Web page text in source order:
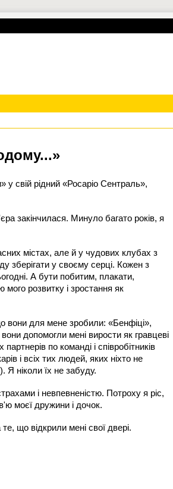
у свій рідний «Росаріо Сентраль»,
закінчилася. Минуло багато років, я
містах, але й у чудових клубах з
зберігати у своєму серці. Кожен з
А бути побитим, плакати,
розвитку і зростання як
вони для мене зробили: «Бенфіці»,
допомогли мені вирости як гравцеві
по команді і співробітників
і всіх тих людей, яких ніхто не
Я ніколи їх не забуду.
і невпевненістю. Потроху я ріс,
моєї дружини і дочок.
що відкрили мені свої двері.